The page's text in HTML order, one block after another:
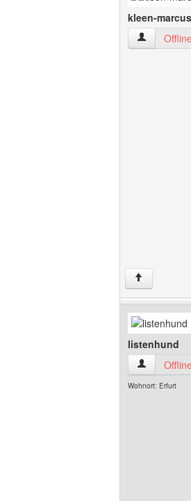
kleen-marcus
kleen-Offline
↑
listenhund
listenhund
Offline
Wohnort: Erfurt